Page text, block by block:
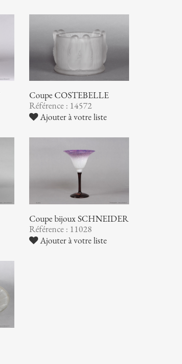
Coupe COSTEBELLE
Référence : 14572
Ajouter à votre liste
Coupe bijoux SCHNEIDER
Référence : 11028
Ajouter à votre liste